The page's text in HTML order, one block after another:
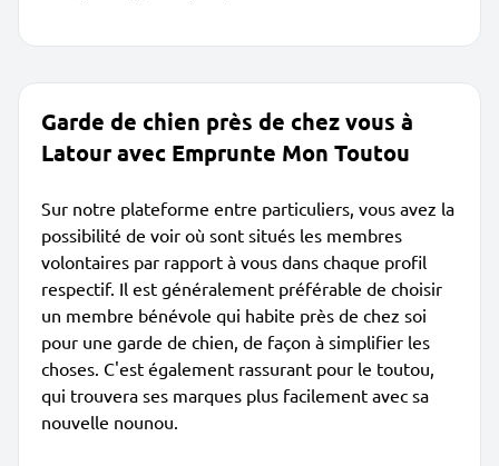
Garde de chien près de chez vous à
Latour avec Emprunte Mon Toutou
Sur notre plateforme entre particuliers, vous avez la
possibilité de voir où sont situés les membres
volontaires par rapport à vous dans chaque profil
respectif. Il est généralement préférable de choisir
un membre bénévole qui habite près de chez soi
pour une garde de chien, de façon à simplifier les
choses. C'est également rassurant pour le toutou,
qui trouvera ses marques plus facilement avec sa
nouvelle nounou.